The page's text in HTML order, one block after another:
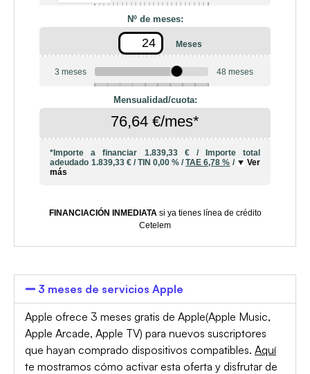
Nº de meses:
Meses
3 meses 48 meses
Mensualidad/cuota:
76,64 €/mes*
*Importe a financiar 1.839,33 € / Importe total
adeudado 1.839,33 €/TIN 0,00 % /TAE6,78 % /
Ver
más
FINANCIACIÓN INMEDIATAsi ya tienes línea de crédito
Cetelem
3 meses de servicios Apple
Apple ofrece 3 meses gratis de Apple(Apple Music,
Apple Arcade, Apple TV) para nuevos suscriptores
que hayan comprado dispositivos compatibles. Aquí
te mostramos cómo activar esta oferta y disfrutar de